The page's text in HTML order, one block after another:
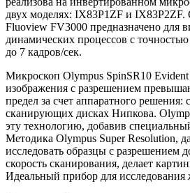
двух моделях: IX83P1ZF и IX83P2ZF.
Fluoview FV3000 предназначено для
динамических процессов с
до 7 кадров/сек.
Микроскоп Olympus SpinSR10 Evident
изображения с разрешением
предел за счет аппаратного решения:
сканирующих дисках Нипкова.
эту технологию, добавив
Методика Olympus Super Resolution,
исследовать образцы с разрешением
скорость сканирования, делает
Идеальный прибор для исследования